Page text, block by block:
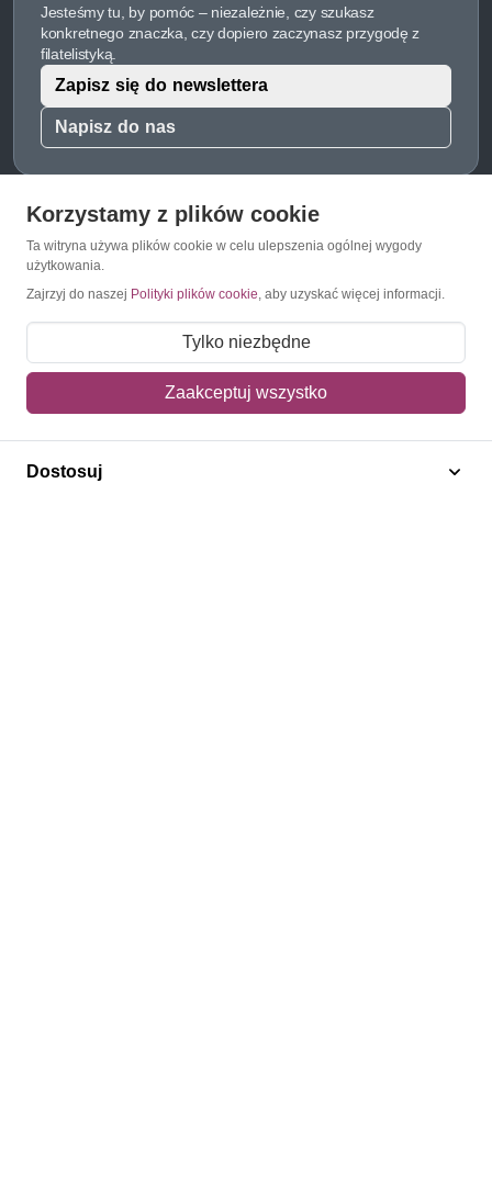
Jesteśmy tu, by pomóc – niezależnie, czy szukasz
konkretnego znaczka, czy dopiero zaczynasz przygodę z
filatelistyką.
Napisz do nas
Zapisz się do newslettera
O Znaczkopol.pl
O nas
Regulamin
Polityka prywatności
Korzystamy z plików cookie
Ta witryna używa plików cookie w celu ulepszenia ogólnej wygody
użytkowania.
Zajrzyj do naszej Polityki plików cookie, aby uzyskać więcej informacji.
Tylko niezbędne
Zaakceptuj wszystko
Dostosuj